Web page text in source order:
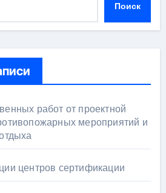
Поиск
работ от проектной
мероприятий и
центров сертификации